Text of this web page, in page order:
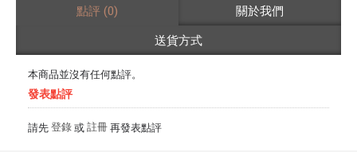
點評 (0)
關於我們
送貨方式
本商品並沒有任何點評。
發表點評
請先登錄或註冊再發表點評